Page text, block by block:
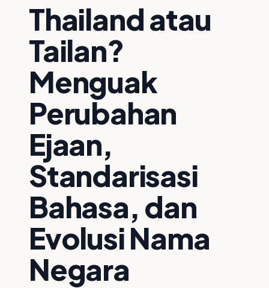
Thailand atau
Tailan?
Menguak
Perubahan
Ejaan,
Standarisasi
Bahasa, dan
Evolusi Nama
Negara